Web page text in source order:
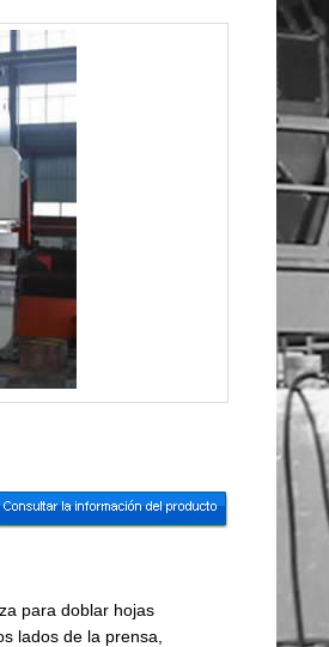
para doblar hojas
lados de la prensa,